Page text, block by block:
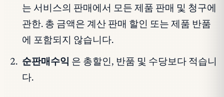
는 서비스의 판매에서 모든 제품 판매 및 청구에
관한. 총 금액은 계산 판매 할인 또는 제품 반품
에 포함되지 않습니다.
순판매수익 은 총할인, 반품 및 수당보다 적습니
다.